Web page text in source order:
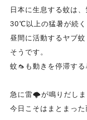
日本に生息する蚊は
30℃以上の猛暑が続く
昼間に活動するヤブ
そうです。
蚊🦟も動きを停滞す
急に雷🌩️が鳴りだしま
今日こそはまとまっ